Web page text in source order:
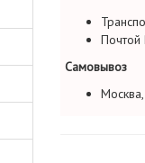
Почтой
Самовывоз